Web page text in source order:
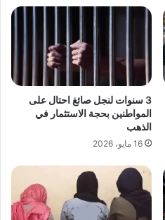
3 سنوات لنجل صائغ احتال على
المواطنين بحجة الاستثمار في
الذهب
16 مايو، 2026